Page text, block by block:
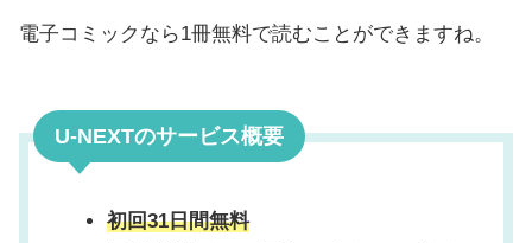
電子コミックなら1冊無料で読むことができますね。
U-NEXTのサービス概要
初回31日間無料